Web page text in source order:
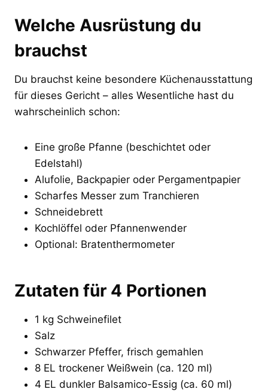
Welche Ausrüstung du
brauchst
Du brauchst keine besondere Küchenausstattung
für dieses Gericht – alles Wesentliche hast du
wahrscheinlich schon:
Eine große Pfanne (beschichtet oder
Edelstahl)
Alufolie, Backpapier oder Pergamentpapier
Scharfes Messer zum Tranchieren
Schneidebrett
Kochlöffel oder Pfannenwender
Optional: Bratenthermometer
Zutaten für 4 Portionen
1 kg Schweinefilet
Salz
Schwarzer Pfeffer, frisch gemahlen
8 EL trockener Weißwein (ca. 120 ml)
4 EL dunkler Balsamico-Essig (ca. 60 ml)